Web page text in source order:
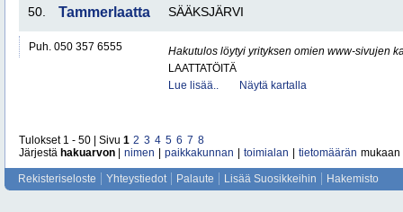
50. Tammerlaatta SÄÄKSJÄRVI
Puh. 050 357 6555
Hakutulos löytyi yrityksen omien www-sivujen
LAATTATÖITÄ
Lue lisää..
Näytä kartalla
Tulokset 1 - 50 | Sivu 1 2 3 4 5 6 7 8
Järjestä hakuarvon nimen paikkakunnan toimialan tietomäärän mukaan
Rekisteriseloste Yhteystiedot Palaute Lisää Suosikkeihin Hakemisto